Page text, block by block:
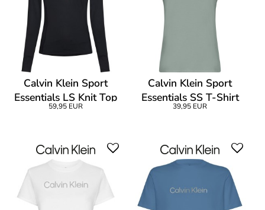
Calvin Klein Sport
Essentials LS Knit Top
59,95 EUR
Calvin Klein Sport
Essentials SS T-Shirt
39,95 EUR